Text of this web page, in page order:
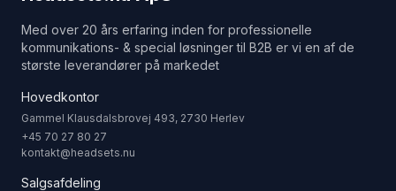
Med over 20 års erfaring inden for professionelle
kommunikations- & special løsninger til B2B er vi en af de
største leverandører på markedet
Hovedkontor
Gammel Klausdalsbrovej 493, 2730 Herlev
+45 70 27 80 27
kontakt@headsets.nu
Salgsafdeling